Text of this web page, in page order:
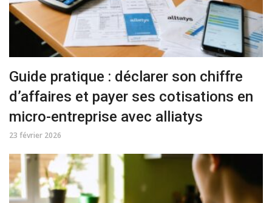
Guide pratique : déclarer son chiffre
d’affaires et payer ses cotisations en
micro-entreprise avec alliatys
23 février 2026